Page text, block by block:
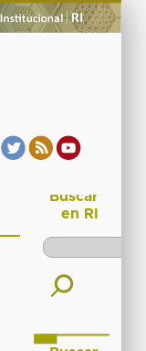
Buscar
en RI